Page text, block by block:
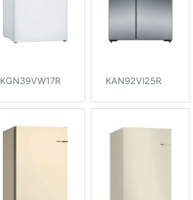
KGN39VW17R KAN92VI25R